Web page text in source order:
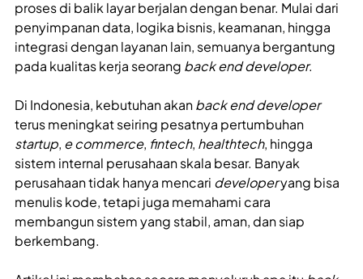
proses di balik layar berjalan dengan benar. Mulai dari
penyimpanan data, logika bisnis, keamanan, hingga
integrasi dengan layanan lain, semuanya bergantung
pada kualitas kerja seorang back end developer.
Di Indonesia, kebutuhan akanback end developer
terus meningkat seiring pesatnya pertumbuhan
startup, e commerce, fintech, healthtech, hingga
sistem internal perusahaan skala besar. Banyak
perusahaan tidak hanya mencari developeryang bisa
menulis kode, tetapi juga memahami cara
membangun sistem yang stabil, aman, dan siap
berkembang.